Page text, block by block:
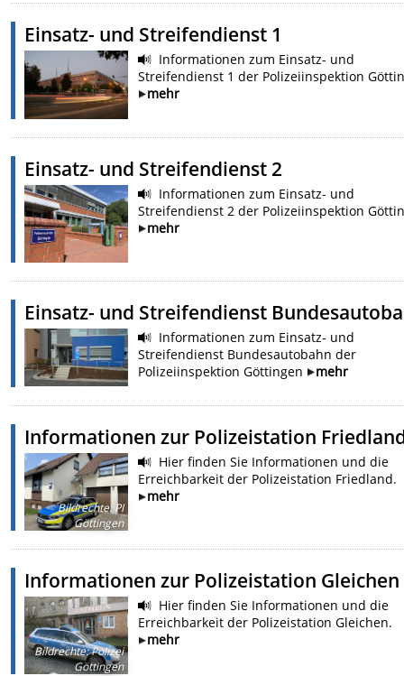
Einsatz- und Streifendienst 1
Informationen zum Einsatz- und
Streifendienst 1 der Polizeiinspektion
mehr
Einsatz- und Streifendienst 2
Informationen zum Einsatz- und
Streifendienst 2 der Polizeiinspektion
mehr
Einsatz- und Streifendienst
Informationen zum Einsatz- und
Streifendienst Bundesautobahn der
Polizeiinspektion Göttingen
mehr
Informationen zur Polizeistation
Bildrechte:PI
Göttingen
Hier finden Sie Informationen und die
Erreichbarkeit der Polizeistation Friedland.
mehr
Informationen zur Polizeistation Gleichen
Bildrechte:Polizei
Göttingen
Hier finden Sie Informationen und die
Erreichbarkeit der Polizeistation Gleichen.
mehr